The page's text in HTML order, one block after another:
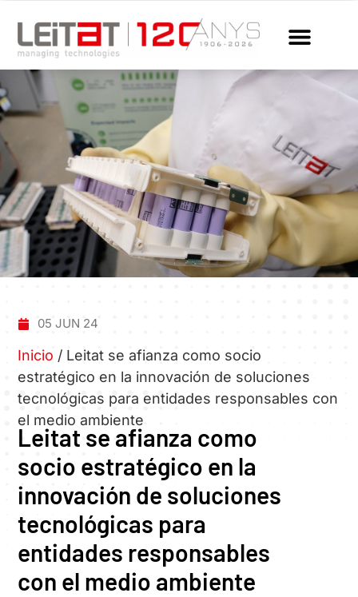
05 JUN 24
Inicio / Leitat se afianza como socio
estratégico en la innovación de soluciones
tecnológicas para entidades responsables con
el medio ambiente
Leitat se afianza como
socio estratégico en la
innovación de soluciones
tecnológicas para
entidades responsables
con el medio ambiente